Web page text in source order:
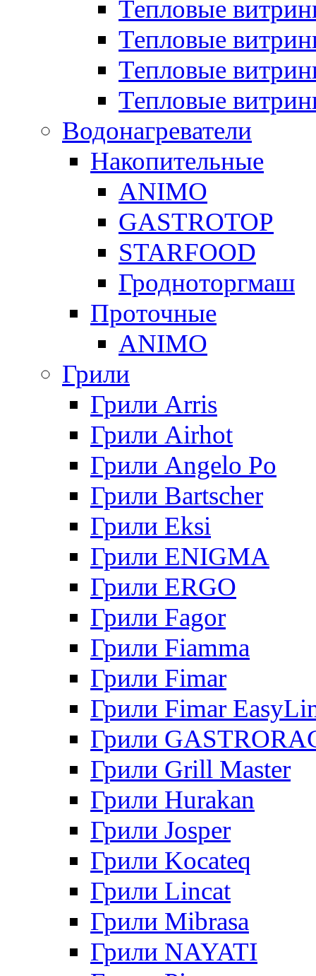
Тепловые
Тепловые
Тепловые
Тепловые
Водонагреватели
Накопительные
ANIMO
GASTROTOP
STARFOOD
Гродноторгмаш
Проточные
ANIMO
Грили
Грили Arris
Грили Airhot
Грили Angelo Po
Грили Bartscher
Грили Eksi
Грили ENIGMA
Грили ERGO
Грили Fagor
Грили Fiamma
Грили Fimar
Грили Fimar
Грили
Грили Grill Master
Грили Hurakan
Грили Josper
Грили Kocateq
Грили Lincat
Грили Mibrasa
Грили NAYATI